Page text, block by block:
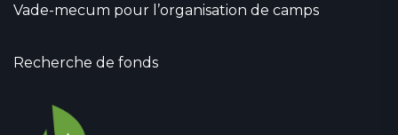
Vade-mecum pour l’organisation de camps
Recherche de fonds